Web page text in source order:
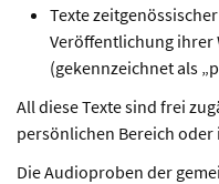
Texte
Veröffentlichung ihrer
(gekennzeichnet als
All diese Texte sind frei
persönlichen Bereich
Die Audioproben der